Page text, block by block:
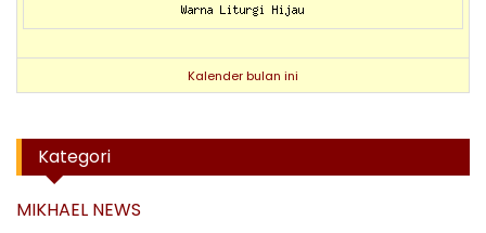
Kalender bulan ini
Kategori
MIKHAEL NEWS